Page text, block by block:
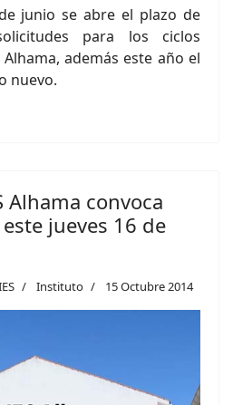
junio se abre el plazo de
para los ciclos
además este año el
nuevo.
Alhama convoca
jueves 16 de
Instituto 15 Octubre 2014